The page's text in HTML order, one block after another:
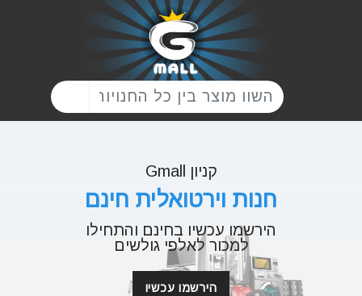
קניון Gmall
חנות וירטואלית חינם
הירשמו עכשיו בחינם והתחילו
למכור לאלפי גולשים
הירשמו עכשיו